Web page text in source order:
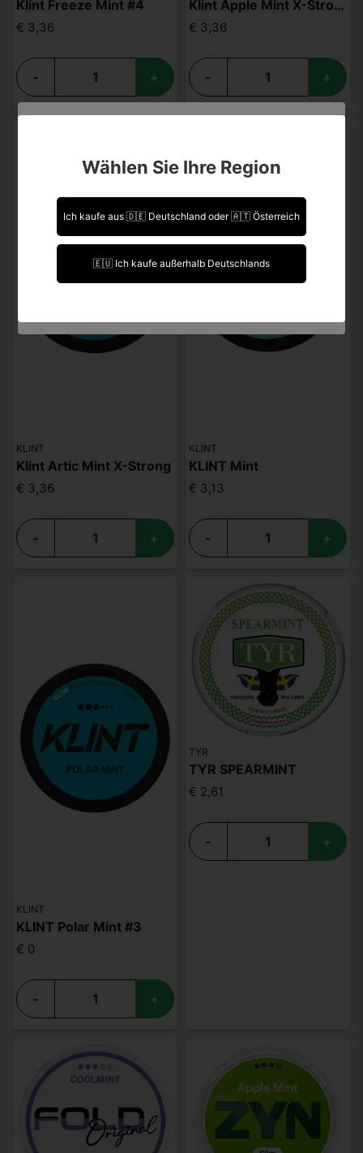
Klint Freeze Mint #4
€ 3,36
- +
Klint Apple Mint X-Strong
€ 3,36
- +
KLINT
Klint Artic Mint X-Strong
€ 3,36
- +
KLINT
KLINT Mint
€ 3,13
- +
KLINT
KLINT Polar Mint #3
€ 0
- +
TYR
TYR SPEARMINT
€ 2,61
- +
Leider können Sie Ihre Daten nicht selbst ändern.
Ich bin über 18 Jahre alt.
Ich bin unter 18 Jahre alt.
Wählen Sie Ihre Region
Ich kaufe aus 🇩🇪 Deutschland oder 🇦🇹 Österreich
🇪🇺 Ich kaufe außerhalb Deutschlands